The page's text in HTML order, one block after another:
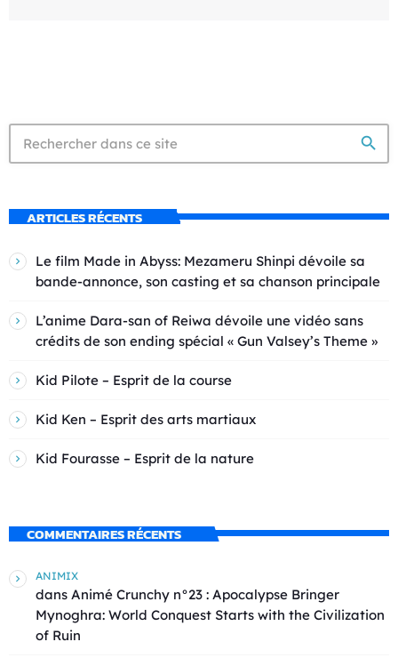
search
ARTICLES RÉCENTS
Le film Made in Abyss: Mezameru Shinpi dévoile sa
bande-annonce, son casting et sa chanson principale
L’anime Dara-san of Reiwa dévoile une vidéo sans
crédits de son ending spécial « Gun Valsey’s Theme »
Kid Pilote – Esprit de la course
Kid Ken – Esprit des arts martiaux
Kid Fourasse – Esprit de la nature
COMMENTAIRES RÉCENTS
ANIMIX
dans Animé Crunchy n°23 : Apocalypse Bringer
Mynoghra: World Conquest Starts with the Civilization
of Ruin